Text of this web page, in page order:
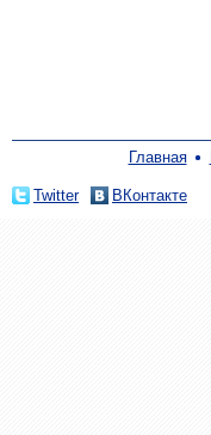
Главная
Twitter ВКонтакте